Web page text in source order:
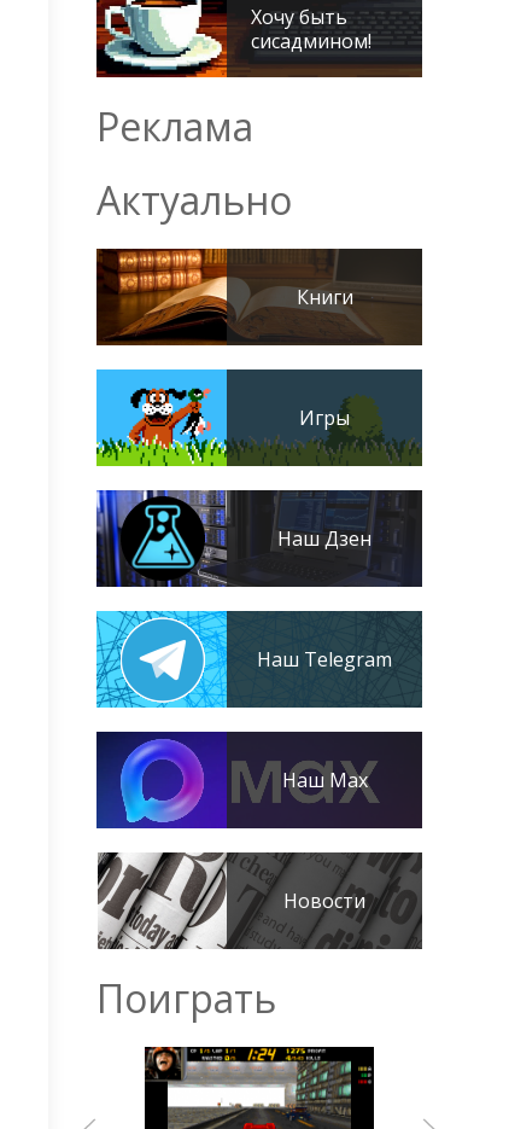
Хочу быть
сисадмином!
Реклама
Актуально
Книги
Игры
Наш Дзен
Наш Telegram
Наш Max
Новости
Поиграть